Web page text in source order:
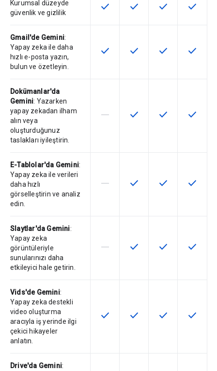
Kurumsal düzeyde
güvenlik ve gizlilik
Bu özellik SKU'da kullanılabilir
check Bu özellik SKU'da
check Bu özellik
check Bu
check
Gmail'de Gemini:
Yapay zeka ile daha
hızlı e-posta yazın,
bulun ve özetleyin.
Bu özellik SKU'da kullanılabilir
check Bu özellik SKU'da
check Bu özellik
check Bu
check
Dokümanlar'da
Gemini: Yazarken
yapay zekadan ilham
alın veya
oluşturduğunuz
taslakları iyileştirin.
Bu özellik söz konusu SKU
horizontal_rule Bu özellik SKU'da
check Bu özellik
check Bu
check
E-Tablolar'da Gemini:
Yapay zeka ile verileri
daha hızlı
görselleştirin ve analiz
edin.
Bu özellik söz konusu SKU
horizontal_rule Bu özellik SKU'da
check Bu özellik
check Bu
check
Slaytlar'da Gemini:
Yapay zeka
görüntüleriyle
sunularınızı daha
etkileyici hale getirin.
Bu özellik söz konusu SKU
horizontal_rule Bu özellik SKU'da
check Bu özellik
check Bu
check
Vids'de Gemini:
Yapay zeka destekli
video oluşturma
aracıyla iş yerinde ilgi
çekici hikayeler
anlatın.
Bu özellik SKU'da kullanılabilir
check Bu özellik SKU'da
check Bu özellik
check Bu
check
Drive'da Gemini: